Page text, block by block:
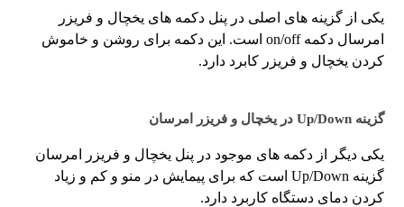
یکی از گزینه های اصلی در پنل دکمه های یخچال و فریزر
امرسال دکمه on/off است. این دکمه برای روشن و خاموش
کردن یخچال و فریزر کابرد دارد.
گزینه Up/Down در یخچال و فریزر امرسان
یکی دیگر از دکمه های موجود در پنل یخچال و فریزر امرسان
گزینه Up/Down است که برای پیمایش در منو و کم و زیاد
کردن دمای دستگاه کاربرد دارد.